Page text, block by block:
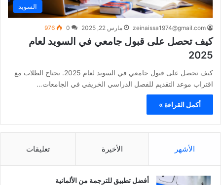
السويد
zeinaissa1974@gmail.com مارس 22, 2025 0
976
كيف تحصل على قبول جامعي في السويد لعام
2025
كيف تحصل على قبول جامعي في السويد لعام 2025. يحتاج الطلاب مع
اقتراب موعد التقديم للفصل الدراسي الخريفي في الجامعات…
أكمل القراءة »
الأشهر الأخيرة تعليقات
أفضل تطبيق للترجمة من الألمانية